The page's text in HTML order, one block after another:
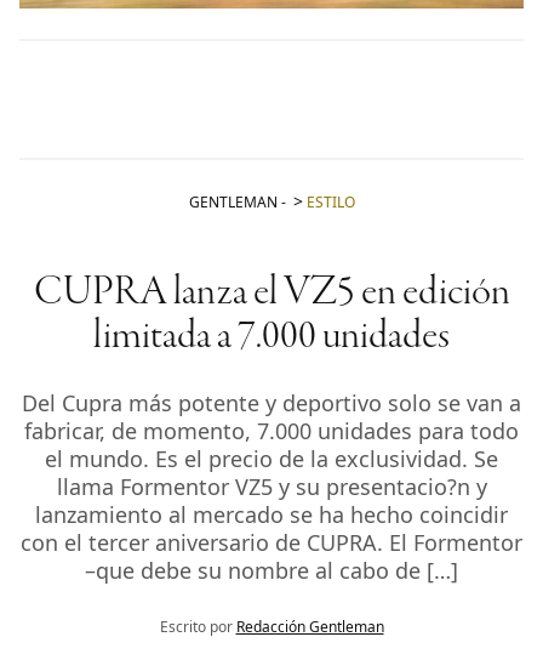
GENTLEMAN - ESTILO
CUPRA lanza el VZ5 en edición
limitada a 7.000 unidades
Del Cupra más potente y deportivo solo se van a
fabricar, de momento, 7.000 unidades para todo
el mundo. Es el precio de la exclusividad. Se
llama Formentor VZ5 y su presentacio?n y
lanzamiento al mercado se ha hecho coincidir
con el tercer aniversario de CUPRA. El Formentor
–que debe su nombre al cabo de […]
Escrito por Redacción Gentleman